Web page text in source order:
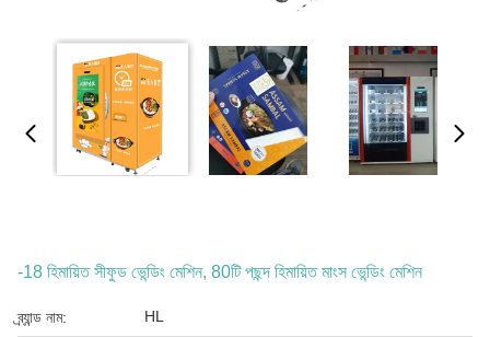
-18 হিমায়িত সীফুড ভেন্ডিং মেশিন, 80টি পছন্দ হিমায়িত মাংস ভেন্ডিং মেশিন
ব্র্যান্ড নাম: HL